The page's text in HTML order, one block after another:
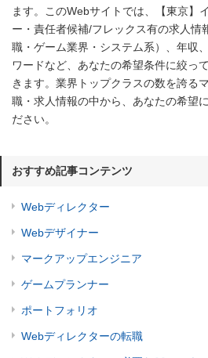
ます。このWebサイトでは、【東京】
ー・責任者候補/フレックス有の求人情
職・ゲーム業界・システム系）、年収
ワードなど、あなたの希望条件に絞っ
きます。業界トップクラスの数を誇る
職・求人情報の中から、あなたの希望
ださい。
おすすめ記事コンテンツ
Webディレクター
Webデザイナー
マークアップエンジニア
ゲームプランナー
ポートフォリオ
Webディレクターの転職